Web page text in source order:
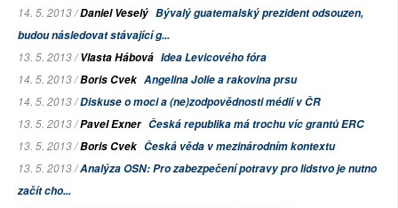
14. 5. 2013 /Daniel Veselý Bývalý guatemalský prezident odsouzen,
budou následovat stávající g...
13. 5. 2013 /Vlasta Hábová Idea Levicového fóra
14. 5. 2013 /Boris Cvek Angelina Jolie a rakovina prsu
14. 5. 2013 /Diskuse o moci a (ne)zodpovědnosti médií v ČR
13. 5. 2013 /Pavel Exner Česká republika má trochu víc grantů ERC
13. 5. 2013 /Boris Cvek Česká věda v mezinárodním kontextu
13. 5. 2013 /Analýza OSN: Pro zabezpečení potravy pro lidstvo je nutno
začít cho...